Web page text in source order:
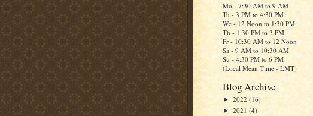
Mo - 7:30 AM to 9 AM
Tu - 3 PM to 4:30 PM
We - 12 Noon to 1:30 PM
Th - 1:30 PM to 3 PM
Fr - 10:30 AM to 12 Noon
Sa - 9 AM to 10:30 AM
Su - 4:30 PM to 6 PM
(Local Mean Time - LMT)
Blog Archive
► 2022 (16)
► 2021 (4)